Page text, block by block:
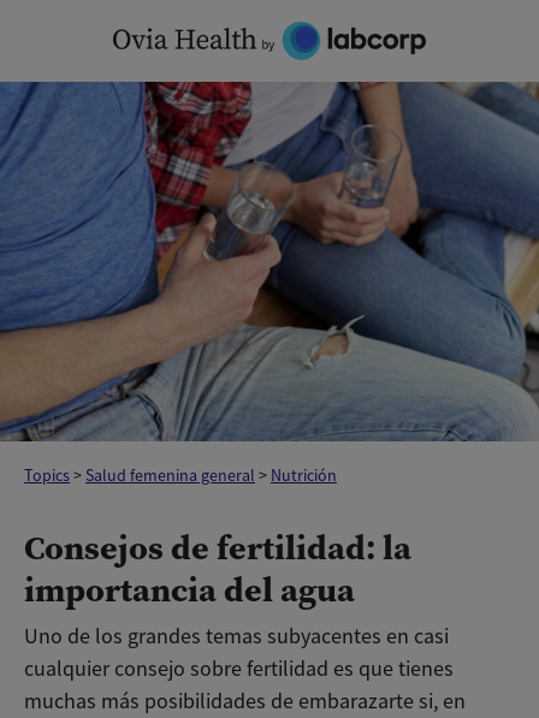
content
Topics> Salud femenina general > Nutrición
Consejos de fertilidad: la
importancia del agua
Uno de los grandes temas subyacentes en casi
cualquier consejo sobre fertilidad es que tienes
muchas más posibilidades de embarazarte si, en